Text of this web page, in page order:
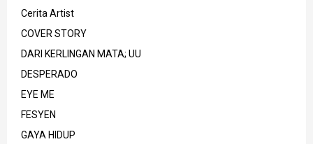
Cerita Artist
COVER STORY
DARI KERLINGAN MATA; UU
DESPERADO
EYE ME
FESYEN
GAYA HIDUP